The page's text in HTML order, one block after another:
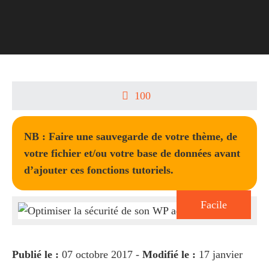
100
NB : Faire une sauvegarde de votre thème, de
votre fichier et/ou votre base de données avant
d’ajouter ces fonctions tutoriels.
Facile
Publié le : 07 octobre 2017 - Modifié le : 17 janvier